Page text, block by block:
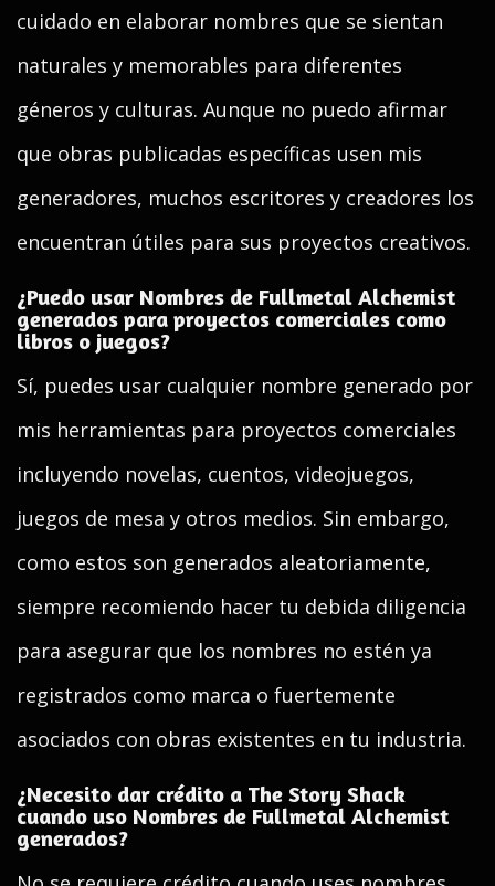
cuidado en elaborar nombres que se sientan
naturales y memorables para diferentes
géneros y culturas. Aunque no puedo afirmar
que obras publicadas específicas usen mis
generadores, muchos escritores y creadores los
encuentran útiles para sus proyectos creativos.
¿Puedo usar Nombres de Fullmetal Alchemist
generados para proyectos comerciales como
libros o juegos?
Sí, puedes usar cualquier nombre generado por
mis herramientas para proyectos comerciales
incluyendo novelas, cuentos, videojuegos,
juegos de mesa y otros medios. Sin embargo,
como estos son generados aleatoriamente,
siempre recomiendo hacer tu debida diligencia
para asegurar que los nombres no estén ya
registrados como marca o fuertemente
asociados con obras existentes en tu industria.
¿Necesito dar crédito a The Story Shack
cuando uso Nombres de Fullmetal Alchemist
generados?